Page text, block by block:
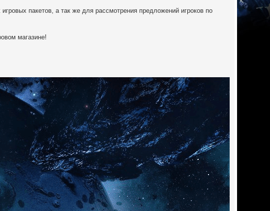
пакетов, а так же для рассмотрения предложений игроков по
магазине!